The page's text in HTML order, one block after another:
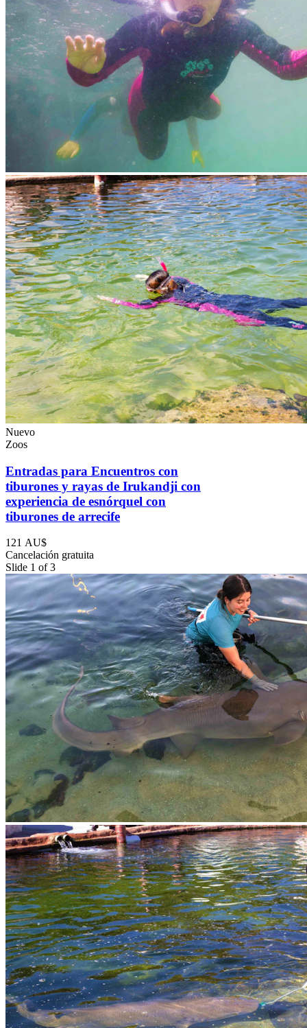
Nuevo
Zoos
Entradas para Encuentros con
tiburones y rayas de Irukandji con
experiencia de esnórquel con
tiburones de arrecife
121 AU$
Cancelación gratuita
Slide 1 of 3